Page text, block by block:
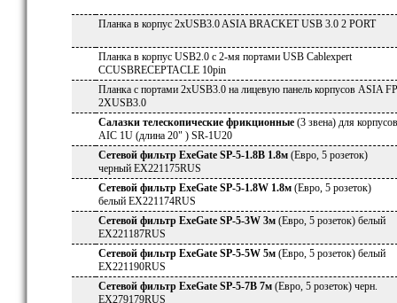
Планка в корпус 2xUSB3.0 ASIA BRACKET USB 3.0 2 PORT
Планка в корпус USB2.0 c 2-мя портами USB Cablexpert
CCUSBRECEPTACLE 10pin
Планка с портами 2xUSB3.0 на лицевую панель корпусов ASIA FP
2XUSB3.0
Салазки телескопические фрикционные (3 звена) для корпусов
AIC 1U (длина 20" ) SR-1U20
Сетевой фильтр ExeGate SP-5-1.8B 1.8м (Евро, 5 розеток)
черный EX221175RUS
Сетевой фильтр ExeGate SP-5-1.8W 1.8м (Евро, 5 розеток)
белый EX221174RUS
Сетевой фильтр ExeGate SP-5-3W 3м (Евро, 5 розеток) белый
EX221187RUS
Сетевой фильтр ExeGate SP-5-5W 5м (Евро, 5 розеток) белый
EX221190RUS
Сетевой фильтр ExeGate SP-5-7B 7м (Евро, 5 розеток) черн.
EX279179RUS